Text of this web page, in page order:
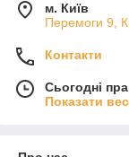
м. Київ
Перемоги 9,
Контакти
Сьогодні
Показати